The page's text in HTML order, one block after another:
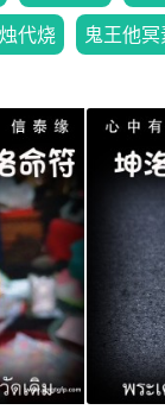
代烧 鬼王他